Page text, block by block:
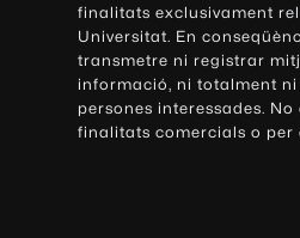
finalitats exclusivament
Universitat. En
transmetre ni registrar
informació, ni totalment ni
persones interessades.
finalitats comercials o per